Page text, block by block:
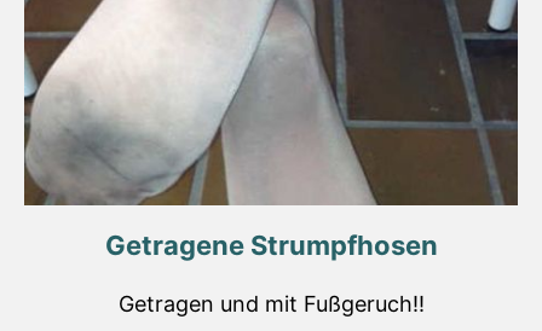
Getragene Strumpfhosen
Getragen und mit Fußgeruch!!